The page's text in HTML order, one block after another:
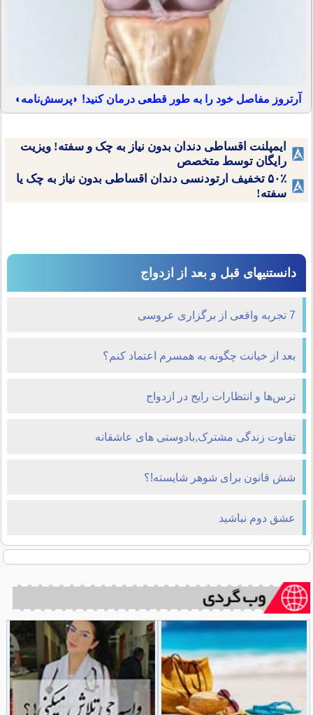
آرتروز مفاصل خود را به طور قطعی درمان کنید! ◗پرسش‌نامه◖
ایمپلنت اقساطی دندان بدون نیاز به چک و سفته! ویزیت
رایگان توسط متخصص
۵۰٪ تخفیف ارتودنسی دندان اقساطی بدون نیاز به چک یا
سفته!
دانستنیهای قبل و بعد از ازدواج
7 تجربه واقعی از برگزاری عروسی
بعد از خیانت چگونه به همسرم اعتماد کنم؟
ترس‌ها و انتظارات رایج در ازدواج
تفاوت زندگی مشترک,بادوستی های عاشقانه
شش قانون برای شوهر شایسته!؟
عشق دوم نباشید